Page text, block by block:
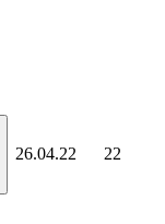
26.04.22 22